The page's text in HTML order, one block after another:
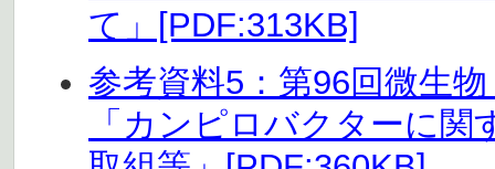
て」[PDF:313KB]
参考資料5：第96回微生
「カンピロバクターに